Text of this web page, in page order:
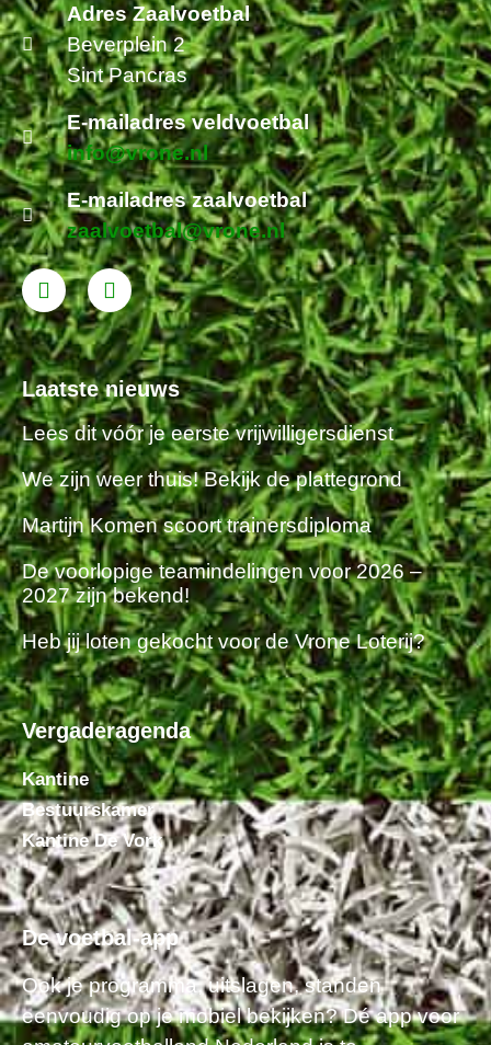
Adres Zaalvoetbal
Beverplein 2
Sint Pancras
E-mailadres veldvoetbal
info@vrone.nl
E-mailadres zaalvoetbal
zaalvoetbal@vrone.nl
Laatste nieuws
Lees dit vóór je eerste vrijwilligersdienst
We zijn weer thuis! Bekijk de plattegrond
Martijn Komen scoort trainersdiploma
De voorlopige teamindelingen voor 2026 –
2027 zijn bekend!
Heb jij loten gekocht voor de Vrone Loterij?
Vergaderagenda
Kantine
Bestuurskamer
Kantine De Vork
De voetbal-app
Ook je programma, uitslagen, standen
eenvoudig op je mobiel bekijken? Dé app voor